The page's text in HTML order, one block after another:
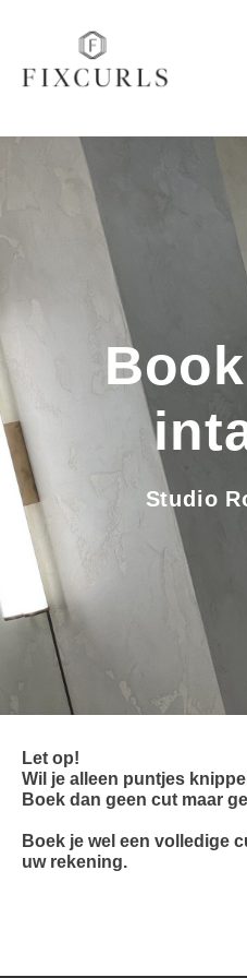
Studio
Let op!
Wil je alleen puntjes
Boek dan geen cut maar
Boek je wel een volledige
uw rekening.